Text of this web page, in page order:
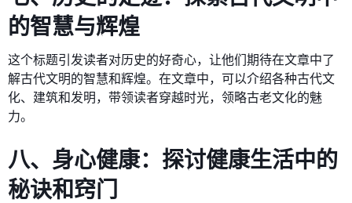
的智慧与辉煌
这个标题引发读者对历史的好奇心，让他们期待在文章中了
解古代文明的智慧和辉煌。在文章中，可以介绍各种古代文
化、建筑和发明，带领读者穿越时光，领略古老文化的魅
力。
八、身心健康：探讨健康生活中的
秘诀和窍门